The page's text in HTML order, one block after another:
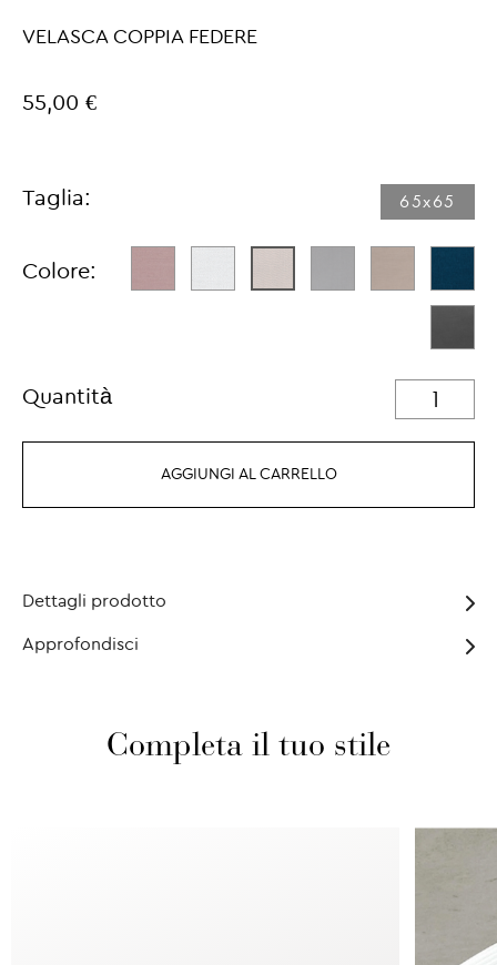
VELASCA COPPIA FEDERE
55,00 €
Taglia: 65x65
Colore:
Quantità
AGGIUNGI AL CARRELLO
Dettagli prodotto
Approfondisci
Completa il tuo stile